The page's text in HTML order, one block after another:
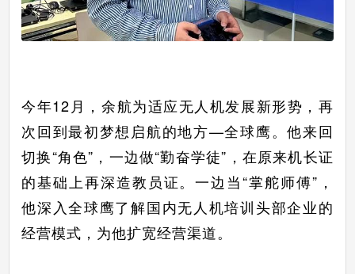
今年12月，余航为适应无人机发展新形势，再
次回到最初梦想启航的地方—全球鹰。他来回
切换“角色”，一边做“勤奋学徒”，在原来机长证
的基础上再深造教员证。一边当“掌舵师傅”，
他深入全球鹰了解国内无人机培训头部企业的
经营模式，为他扩宽经营渠道。